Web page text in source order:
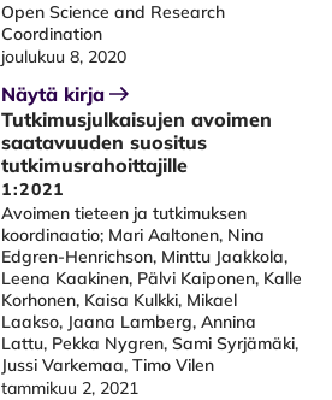
Open Science and Research
Coordination
joulukuu 8, 2020
Näytä kirja
Tutkimusjulkaisujen avoimen
saatavuuden suositus
tutkimusrahoittajille
1:2021
Avoimen tieteen ja tutkimuksen
koordinaatio; Mari Aaltonen, Nina
Edgren-Henrichson, Minttu Jaakkola,
Leena Kaakinen, Pälvi Kaiponen, Kalle
Korhonen, Kaisa Kulkki, Mikael
Laakso, Jaana Lamberg, Annina
Lattu, Pekka Nygren, Sami Syrjämäki,
Jussi Varkemaa, Timo Vilen
tammikuu 2, 2021